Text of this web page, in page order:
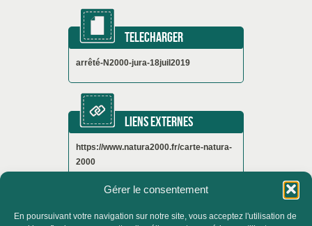
Gérer le consentement
En poursuivant votre navigation sur notre site, vous acceptez l'utilisation de
TELECHARGER
arrêté-N2000-jura-18juil2019
LIENS EXTERNES
https://www.natura2000.fr/carte-natura-
2000